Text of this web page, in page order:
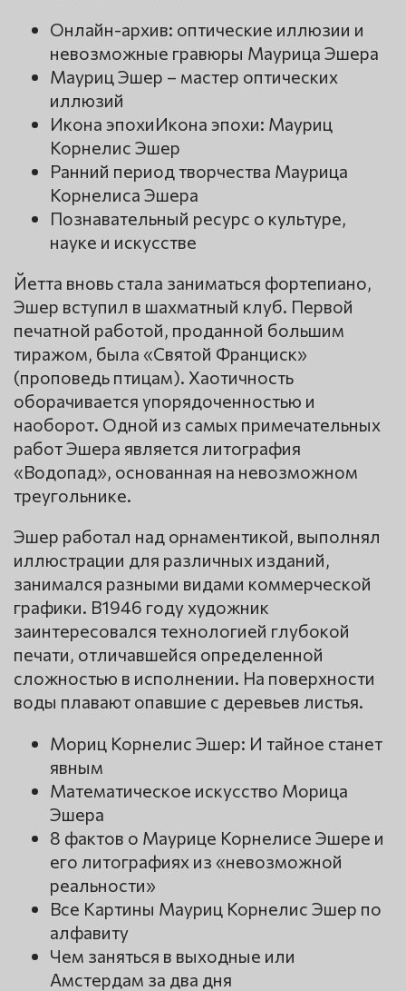
Онлайн-архив: оптические иллюзии и
невозможные гравюры Маурица Эшера
Мауриц Эшер – мастер оптических
иллюзий
Икона эпохиИкона эпохи: Мауриц
Корнелис Эшер
Ранний период творчества Маурица
Корнелиса Эшера
Познавательный ресурс о культуре,
науке и искусстве
Йетта вновь стала заниматься фортепиано,
Эшер вступил в шахматный клуб. Первой
печатной работой, проданной большим
тиражом, была «Святой Франциск»
(проповедь птицам). Хаотичность
оборачивается упорядоченностью и
наоборот. Одной из самых примечательных
работ Эшера является литография
«Водопад», основанная на невозможном
треугольнике.
Эшер работал над орнаментикой, выполнял
иллюстрации для различных изданий,
занимался разными видами коммерческой
графики. В1946 году художник
заинтересовался технологией глубокой
печати, отличавшейся определенной
сложностью в исполнении. На поверхности
воды плавают опавшие с деревьев листья.
Мориц Корнелис Эшер: И тайное станет
явным
Математическое искусство Морица
Эшера
8 фактов о Маурице Корнелисе Эшере и
его литографиях из «невозможной
реальности»
Все Картины Мауриц Корнелис Эшер по
алфавиту
Чем заняться в выходные или
Амстердам за два дня